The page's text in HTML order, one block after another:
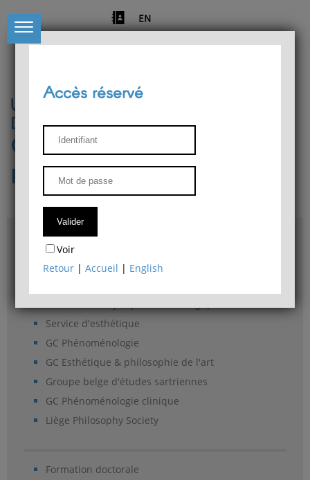
EN
Université de Liège
Département de philosophie
Centre de recherches
phénoménologiques
Accès & plans
Bibliothèque du Département de philosophie
Service d'esthétique
GC Phénoménologie
GC Esthétique & philosophie de l'art
Groupe belge d'études sartriennes
GC Phénoménologie clinique
Liège Philosophy Society
Formation doctorale
Accès réservé
Voir
Retour |Accueil | English